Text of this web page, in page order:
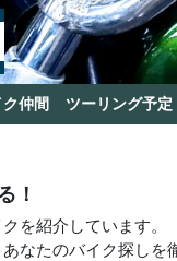
仲間 ツーリング予
！
を紹介しています。
なたのバイク探し